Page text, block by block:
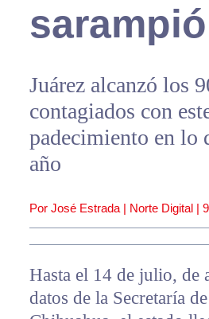
Juárez alcanzó los
contagiados con
padecimiento en lo
año
Por José Estrada | Norte Digital |
Hasta el 14 de julio, de
datos de la Secretaría